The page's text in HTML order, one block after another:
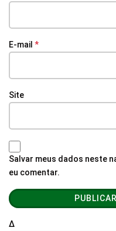
E-mail *
Site
Salvar meus dados neste
eu comentar.
Δ